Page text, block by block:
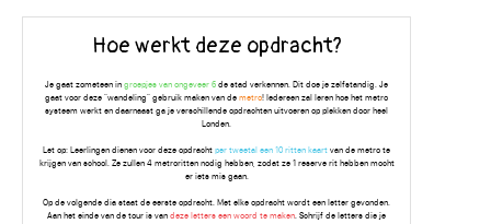
Hoe werkt deze opdracht?
Je gaat zometeen in groepjes van ongeveer 6 de stad verkennen. Dit doe je zelfstandig. Je
gaat voor deze "wandeling" gebruik maken van de metro! Iedereen zal leren hoe het metro
systeem werkt en daarnaast ga je verschillende opdrachten uitvoeren op plekken door heel
Londen.
Let op: Leerlingen dienen voor deze opdracht per tweetal een 10 ritten kaart van de metro te
krijgen van school. Ze zullen 4 metroritten nodig hebben, zodat ze 1 reserve rit hebben mocht
er iets mis gaan.
Op de volgende dia staat de eerste opdracht. Met elke opdracht wordt een letter gevonden.
Aan het einde van de tour is van deze letters een woord te maken . Schrijf de letters die je